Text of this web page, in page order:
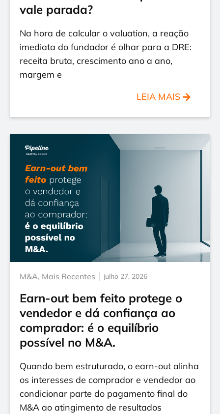
vale parada?
Na hora de calcular o valuation, a reação
imediata do fundador é olhar para a DRE:
receita bruta, crescimento ano a ano,
margem e
LEIA MAIS
M&A, Mais Recentes julho 27, 2026
Earn-out bem feito protege o
vendedor e dá confiança ao
comprador: é o equilíbrio
possível no M&A.
Quando bem estruturado, o earn-out alinha
os interesses de comprador e vendedor ao
condicionar parte do pagamento final do
M&A ao atingimento de resultados